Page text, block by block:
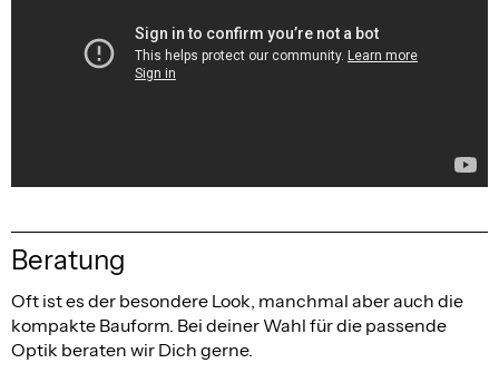
Beratung
Oft ist es der besondere Look, manchmal aber auch die
kompakte Bauform. Bei deiner Wahl für die passende
Optik beraten wir Dich gerne.